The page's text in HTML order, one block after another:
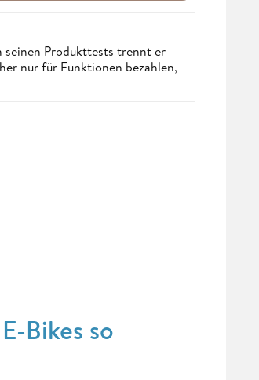
seinen Produkttests trennt er
nur für Funktionen bezahlen,
Bikes so